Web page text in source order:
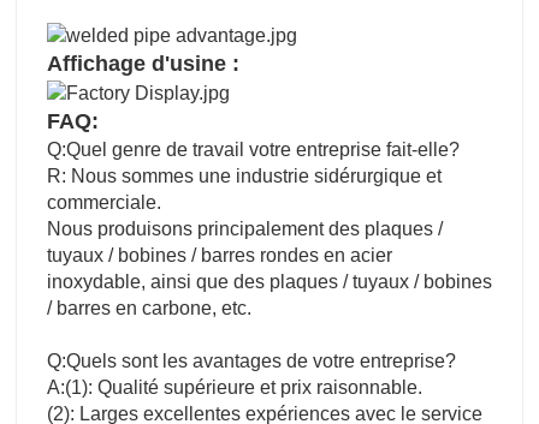
Affichage d'usine :
FAQ:
Q:Quel genre de travail votre entreprise fait-elle?
R: Nous sommes une industrie sidérurgique et
commerciale.
Nous produisons principalement des plaques /
tuyaux / bobines / barres rondes en acier
inoxydable, ainsi que des plaques / tuyaux / bobines
/ barres en carbone, etc.
Q:Quels sont les avantages de votre entreprise?
A:(1): Qualité supérieure et prix raisonnable.
(2): Larges excellentes expériences avec le service